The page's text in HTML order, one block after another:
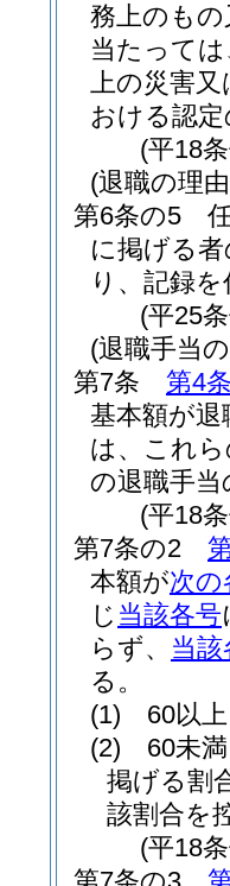
務上のも
当たって
上の災害
おける認
(平18
(退職の理
第6条の5
に掲げる
り、記録
(平25
(退職手当
第7条
第4
基本額が
は、これ
の退職手
(平18
第7条の2
本額が次の
じ 当該各号
らず、 当
る。
(1)
60以
(2)
60未
掲げる割
該割合を
(平18